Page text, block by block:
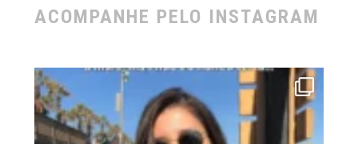
ACOMPANHE PELO INSTAGRAM